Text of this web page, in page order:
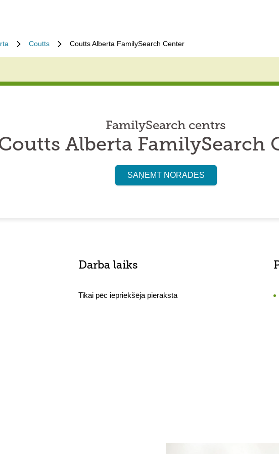
Coutts Coutts Alberta FamilySearch Center
FamilySearch centrs
Alberta FamilySearch
SAŅEMT NORĀDES
Darba laiks
Tikai pēc iepriekšēja pieraksta